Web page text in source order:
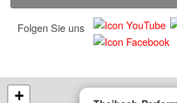
Folgen Sie uns
+